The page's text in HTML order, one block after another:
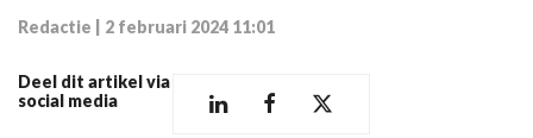
Redactie 2 februari 2024 11:01
Deel dit artikel via
social media